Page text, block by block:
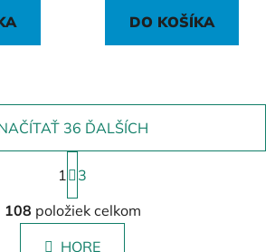
DO KOŠÍKA
O
v
l
36 ĎALŠÍCH
S
t
r
á
n
k
1
3
108 položiek celkom
HORE